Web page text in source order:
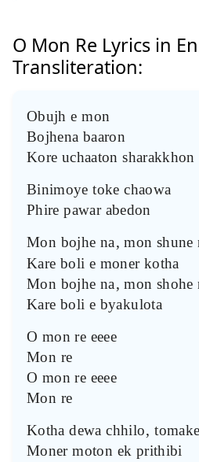
O Mon Re Lyrics in
Transliteration:
Obujh e mon
Bojhena baaron
Kore uchaaton sharakkhon
Binimoye toke chaowa
Phire pawar abedon
Mon bojhe na, mon shune
Kare boli e moner kotha
Mon bojhe na, mon shohe
Kare boli e byakulota
O mon re eeee
Mon re
O mon re eeee
Mon re
Kotha dewa chhilo,
Moner moton ek prithibi